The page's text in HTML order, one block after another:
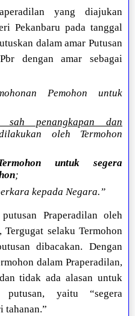
yang diajukan
Pekanbaru pada tanggal
dalam amar Putusan
dengan amar sebagai
Pemohon untuk
sah penangkapan dan
oleh Termohon
untuk segera
;
kepada Negara.”
Praperadilan oleh
selaku Termohon
dibacakan. Dengan
dalam Praperadilan,
tidak ada alasan untuk
yaitu “segera
tahanan.”